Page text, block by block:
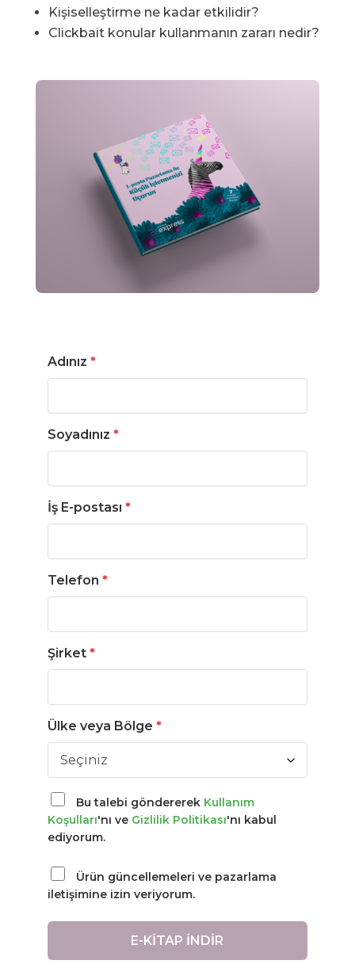
Kişiselleştirme ne kadar etkilidir?
Clickbait konular kullanmanın zararı nedir?
Adınız *
Soyadınız *
İş E-postası *
Telefon *
Şirket *
Ülke veya Bölge *
Bu talebi göndererek Kullanım
Koşulları'nı ve Gizlilik Politikası'nı kabul
ediyorum.
Ürün güncellemeleri ve pazarlama
iletişimine izin veriyorum.
E-KİTAP İNDİR